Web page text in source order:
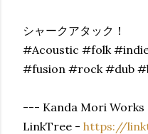
シャークアタック！
#Acoustic #folk
#fusion #rock #dub
--- Kanda Mori
LinkTree - https://